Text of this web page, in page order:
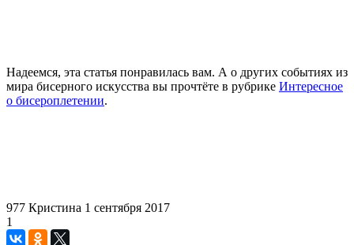
Надеемся, эта статья понравилась вам. А о других событиях из
мира бисерного искусства вы прочтёте в рубрике Интересное
о бисероплетении.
977 Кристина 1 сентября 2017
1